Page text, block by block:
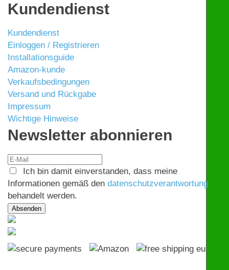
Kundendienst
Kundendienst
Einloggen / Registrieren
Installationsguide
Amazon-kunde
Verkaufsbedingungen
Versand und Rückgabe
Impressum
Wichtige Hinweise
Newsletter abonnieren
Ich bin damit einverstanden, dass meine
Informationen gemäß den datenschutzverantwortung
behandelt werden.